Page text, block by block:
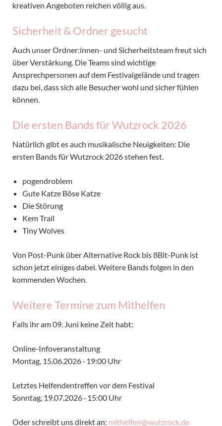
kreativen Angeboten reichen völlig aus.
Sicherheit & Ordner gesucht
Auch unser Ordner:innen- und Sicherheitsteam freut sich
über Verstärkung. Die Teams sind wichtige
Ansprechpersonen auf dem Festivalgelände und tragen
dazu bei, dass sich alle Besucher wohl und sicher fühlen
können.
Die ersten Bands für Wutzrock 2026
Natürlich gibt es auch musikalische Neuigkeiten: Die
ersten Bands für Wutzrock 2026 stehen fest.
pogendroblem
Gute Katze Böse Katze
Die Störung
Kem Trail
Tiny Wolves
Von Post-Punk über Alternative Rock bis 8Bit-Punk ist
schon jetzt einiges dabei. Weitere Bands folgen in den
kommenden Wochen.
Weitere Termine zum Mithelfen
Falls ihr am 09. Juni keine Zeit habt:
Online-Infoveranstaltung
Montag, 15.06.2026 · 19:00 Uhr
Letztes Helfendentreffen vor dem Festival
Sonntag, 19.07.2026 · 15:00 Uhr
Oder schreibt uns direkt an: mithelfen@wutzrock.de